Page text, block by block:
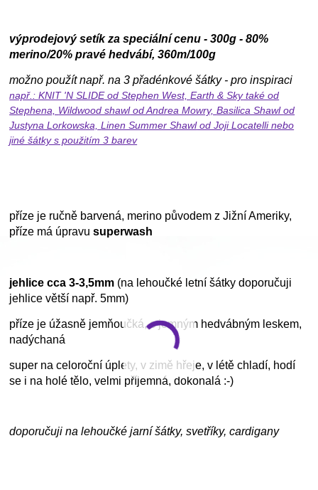
výprodejový setík za speciální cenu - 300g - 80%
merino/20% pravé hedvábí, 360m/100g
možno použít např. na 3 přadénkové šátky - pro inspiraci
např.:KNIT 'N SLIDEod Stephen West,Earth & Skytaké od
Stephena, Wildwood shawlod Andrea Mowry,Basilica Shawlod
Justyna Lorkowska,Linen Summer Shawlod Joji Locatelli nebo
jinéšátky s použitím 3 barev
příze je ručně barvená, merino původem z Jižní Ameriky,
příze má úpravusuperwash
jehlice cca 3-3,5mm (na lehoučké letní šátky doporučuji
jehlice větší např. 5mm)
příze je úžasně jemňoučká, s jemným hedvábným leskem,
nadýchaná
super na celoroční úplety, v zimě hřeje, v létě chladí, hodí
se i na holé tělo, velmi příjemná, dokonalá :-)
doporučuji na lehoučké jarní šátky, svetříky, cardigany